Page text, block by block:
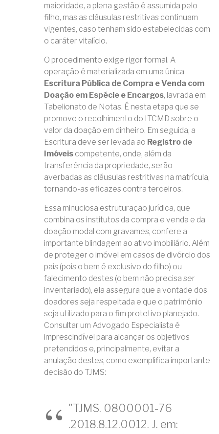
maioridade, a plena gestão é assumida pelo
filho, mas as cláusulas restritivas continuam
vigentes, caso tenham sido estabelecidas com
o caráter vitalício.
O procedimento exige rigor formal. A
operação é materializada em uma única
Escritura Pública de Compra e Venda com
Doação em Espécie e Encargos, lavrada em
Tabelionato de Notas. É nesta etapa que se
promove o recolhimento do ITCMD sobre o
valor da doação em dinheiro. Em seguida, a
Escritura deve ser levada ao Registro de
Imóveis competente, onde, além da
transferência da propriedade, serão
averbadas as cláusulas restritivas na matrícula,
tornando-as eficazes contra terceiros.
Essa minuciosa estruturação jurídica, que
combina os institutos da compra e venda e da
doação modal com gravames, confere a
importante blindagem ao ativo imobiliário. Além
de proteger o imóvel em casos de divórcio dos
pais (pois o bem é exclusivo do filho) ou
falecimento destes (o bem não precisa ser
inventariado), ela assegura que a vontade dos
doadores seja respeitada e que o patrimônio
seja utilizado para o fim protetivo planejado.
Consultar um Advogado Especialista é
imprescindível para alcançar os objetivos
pretendidos e, principalmente, evitar a
anulação destes, como exemplifica importante
decisão do TJMS:
"TJMS. 0800001-76
.2018.8.12.0012. J. em: